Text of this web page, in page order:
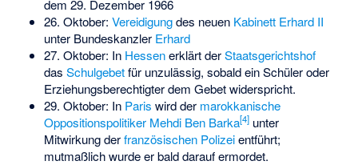
dem 29. Dezember 1966
26. Oktober: Vereidigungdes neuen Kabinett Erhard II
unter Bundeskanzler Erhard
27. Oktober: In Hessenerklärt derStaatsgerichtshof
das Schulgebetfür unzulässig, sobald ein Schüler oder
Erziehungsberechtigter dem Gebet widerspricht.
29. Oktober: In Paris wird der marokkanische
Oppositionspolitiker Mehdi Ben Barka[4]unter
Mitwirkung derfranzösischen Polizeientführt;
mutmaßlich wurde er bald darauf ermordet.